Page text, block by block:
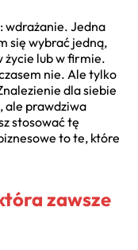
wdrażanie. Jedna
się wybrać jedną,
życie lub w firmie.
nie. Ale tylko
dla siebie
ale prawdziwa
stosować tę
to te, które
zawsze